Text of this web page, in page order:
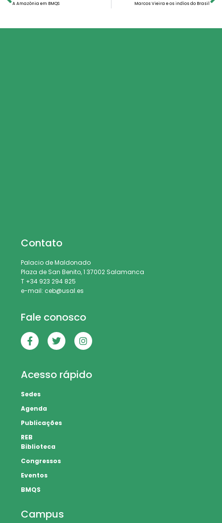
A Amazônia em BMQS Marcos Vieira e os indíos do Brasil
Contato
Palacio de Maldonado
Plaza de San Benito, 1 37002 Salamanca
T +34 923 294 825
e-mail: ceb@usal.es
Fale conosco
Acesso rápido
Sedes
Agenda
Publicações
REB
Biblioteca
Congressos
Eventos
BMQS
Campus